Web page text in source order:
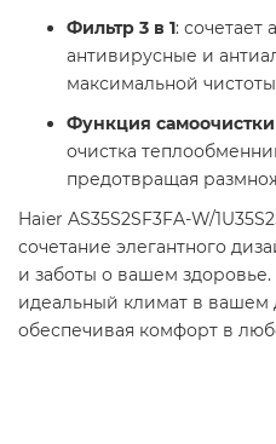
Фильтр 3 в 1: сочетает
антивирусные и
максимальной чистоты
Функция самоочистки
очистка
предотвращая
Haier AS35S2SF3FA-W/
сочетание элегантного
и заботы о вашем
идеальный климат в
обеспечивая комфорт в